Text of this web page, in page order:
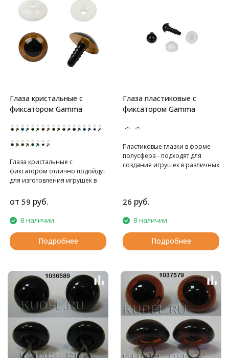
Глаза кристальные с
фиксатором Gamma
Глаза кристальные с
фиксатором отлично подойдут
для изготовления игрушек в
Крепление глазок на материал
обеспечивается фиксатором,
который с натягом надевается
на ребристую ножку/винт с
обратной стороны ткани. В
комплекте пластиковые
Рекомендуем для облегчения
сборки либо нагреть фиксатор
в горячей воде, либо немного
увеличить внутреннее
отверстие фиксатора
ножницами.
от 59 руб.
В наличии
Подробнее
Глаза пластиковые с
фиксатором Gamma
Пластиковые глазки в форме
полусфера - подходят для
создания игрушек в различных
натягом надевается на
обратной стороны ткани. В
фиксаторы для безопасного
крепления.
в горячей воде, либо немного
увеличить внутреннее
отверстие фиксатора
ножницами.
26 руб.
В наличии
Подробнее